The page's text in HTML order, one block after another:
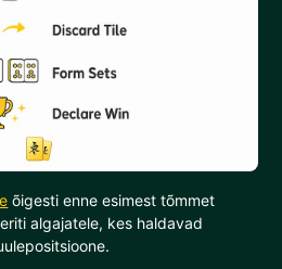
õigesti enne esimest tõmmet
algajatele, kes haldavad